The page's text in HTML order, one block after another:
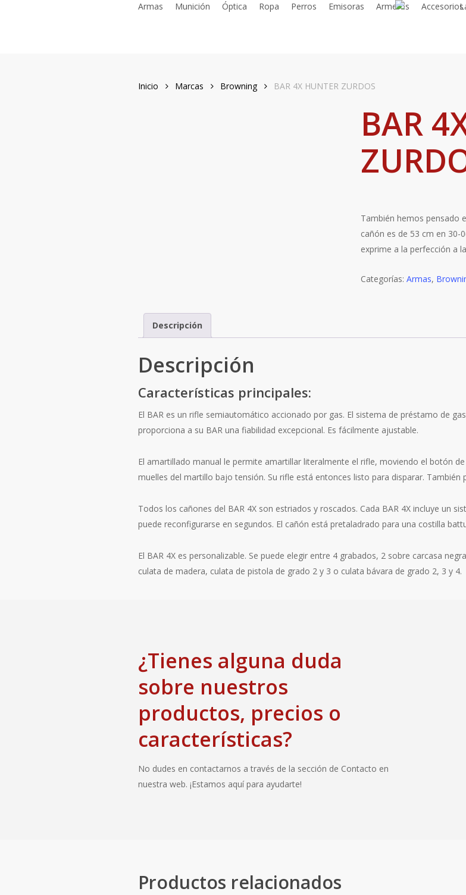
Armas Munición Óptica Ropa Perros Emisoras Armeros
Inicio Marcas Browning BAR 4X HUNTER ZURDOS
BAR
También hemos pensado
cañón es de 53 cm en 30-
exprime a la perfección a
Categorías: Armas,
Descripción
Descripción
Características principales:
El BAR es un rifle semiautomático accionado por gas. El sistema de préstamo de
proporciona a su BAR una fiabilidad excepcional. Es fácilmente ajustable.
El amartillado manual le permite amartillar literalmente el rifle, moviendo el botón
muelles del martillo bajo tensión. Su rifle está entonces listo para disparar.
Todos los cañones del BAR 4X son estriados y roscados. Cada BAR 4X incluye un
puede reconfigurarse en segundos. El cañón está pretaladrado para una costilla
El BAR 4X es personalizable. Se puede elegir entre 4 grabados, 2 sobre carcasa
culata de madera, culata de pistola de grado 2 y 3 o culata bávara de grado 2, 3 y 4.
¿Tienes alguna duda
sobre nuestros
productos, precios o
características?
No dudes en contactarnos a través de la sección de Contacto en
nuestra web. ¡Estamos aquí para ayudarte!
Productos relacionados